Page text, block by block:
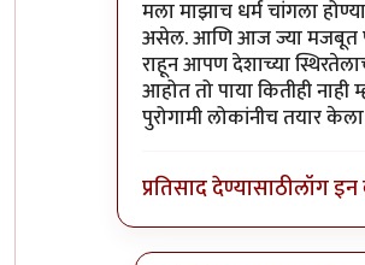
मला माझाच धर्म चांगला
असेल. आणि आज ज्या मजबूत
राहून आपण देशाच्या
आहोत तो पाया कितीही नाही
पुरोगामी लोकांनीच तयार
प्रतिसाद देण्यासाठीलॉग इन